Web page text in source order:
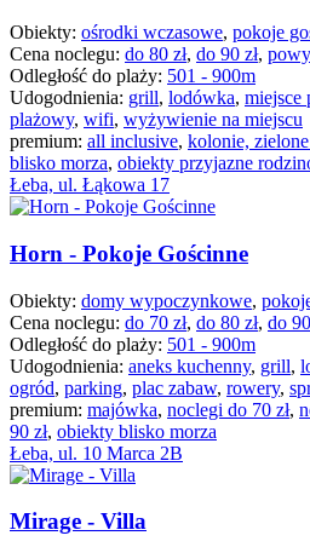
Obiekty: ośrodki wczasowe, pokoje
Cena noclegu: do 80 zł, do 90 zł,
Odległość do plaży: 501 - 900m
Udogodnienia: grill, lodówka, miejsce
plażowy, wifi, wyżywienie na miejscu
premium: all inclusive, kolonie, zielone
blisko morza, obiekty przyjazne
Łeba, ul. Łąkowa 17
Horn - Pokoje Gościnne
Obiekty: domy wypoczynkowe,
Cena noclegu: do 70 zł, do 80 zł, do
Odległość do plaży: 501 - 900m
Udogodnienia: aneks kuchenny, grill,
ogród, parking, plac zabaw, rowery,
premium: majówka, noclegi do 70 zł,
90 zł, obiekty blisko morza
Łeba, ul. 10 Marca 2B
Mirage - Villa